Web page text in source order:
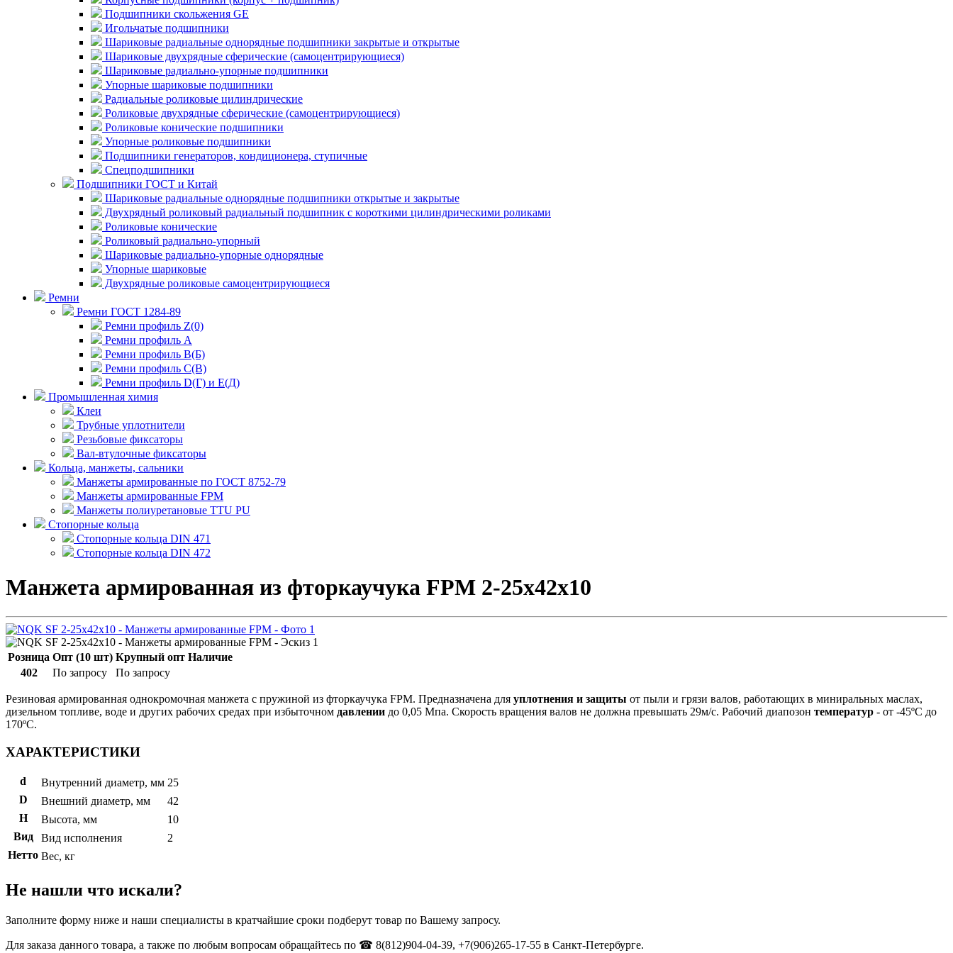
Подшипники скольжения GE
Игольчатые подшипники
Шариковые радиальные однорядные подшипники закрытые и открытые
Шариковые двухрядные сферические (самоцентрирующиеся)
Шариковые радиально-упорные подшипники
Упорные шариковые подшипники
Радиальные роликовые цилиндрические
Роликовые двухрядные сферические (самоцентрирующиеся)
Роликовые конические подшипники
Упорные роликовые подшипники
Подшипники генераторов, кондиционера, ступичные
Спецподшипники
Подшипники ГОСТ и Китай
Шариковые радиальные однорядные подшипники открытые и закрытые
Двухрядный роликовый радиальный подшипник с короткими цилиндрическими роликами
Роликовые конические
Роликовый радиально-упорный
Шариковые радиально-упорные однорядные
Упорные шариковые
Двухрядные роликовые самоцентрирующиеся
Ремни
Ремни ГОСТ 1284-89
Ремни профиль Z(0)
Ремни профиль А
Ремни профиль В(Б)
Ремни профиль С(В)
Ремни профиль D(Г) и E(Д)
Промышленная химия
Клеи
Трубные уплотнители
Резьбовые фиксаторы
Вал-втулочные фиксаторы
Кольца, манжеты, сальники
Манжеты армированные по ГОСТ 8752-79
Манжеты армированные FPM
Манжеты полиуретановые TTU PU
Стопорные кольца
Стопорные кольца DIN 471
Стопорные кольца DIN 472
Манжета армированная из фторкаучука FPM 2-25x42x10
Розница Опт (10 шт) Крупный опт Наличие
402
По запросу По запросу
Резиновая армированная однокромочная манжета с пружиной из фторкаучука FPM. Предназначена для уплотнения и защиты от пыли и грязи валов, работающих в миниральных маслах,
дизельном топливе, воде и других рабочих средах при избыточном давлении до 0,05 Мпа. Скорость вращения валов не должна превышать 29м/с. Рабочий диапозон температур - от -45ºС до
170ºС.
ХАРАКТЕРИСТИКИ
d Внутренний диаметр, мм 25
D
Внешний диаметр, мм
42
H
Высота, мм
10
Вид
Вид исполнения
2
Нетто Вес, кг
Не нашли что искали?
Заполните форму ниже и наши специалисты в кратчайшие сроки подберут товар по Вашему запросу.
Для заказа данного товара, а также по любым вопросам обращайтесь по ☎ 8(812)904-04-39, +7(906)265-17-55 в Санкт-Петербурге.